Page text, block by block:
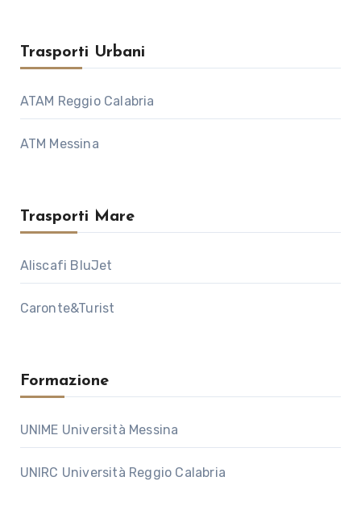
Trasporti Urbani
ATAM Reggio Calabria
ATM Messina
Trasporti Mare
Aliscafi BluJet
Caronte&Turist
Formazione
UNIME Università Messina
UNIRC Università Reggio Calabria